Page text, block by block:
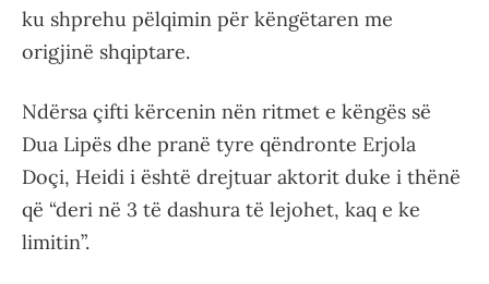
ku shprehu pëlqimin për këngëtaren me
origjinë shqiptare.
Ndërsa çifti kërcenin nën ritmet e këngës së
Dua Lipës dhe pranë tyre qëndronte Erjola
Doçi, Heidi i është drejtuar aktorit duke i thënë
që “deri në 3 të dashura të lejohet, kaq e ke
limitin”.